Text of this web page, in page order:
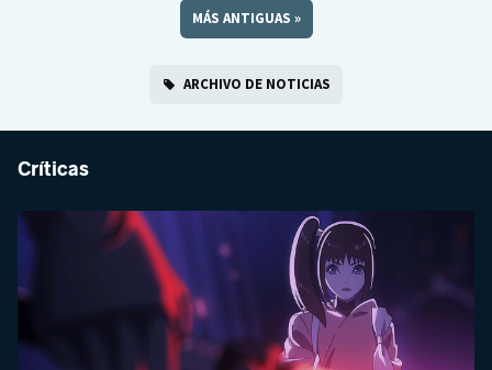
MÁS ANTIGUAS »
ARCHIVO DE NOTICIAS
Críticas